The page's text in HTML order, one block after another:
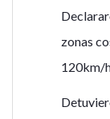
zonas
120km/